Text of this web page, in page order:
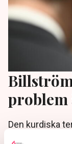
Den kurdiska
har